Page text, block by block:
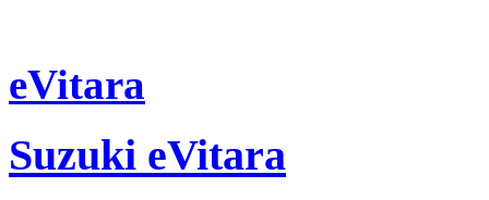
eVitara
Suzuki eVitara